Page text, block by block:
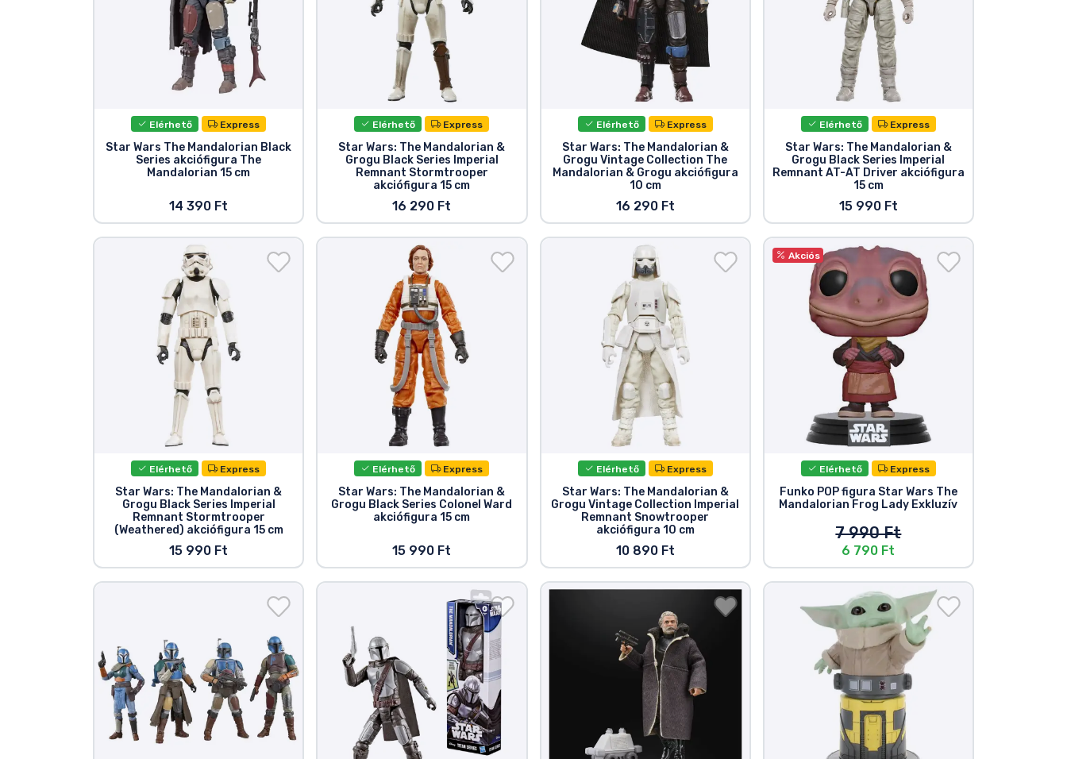
Elérhető Express
Star Wars The Mandalorian Black
Series akciófigura The
Mandalorian 15 cm
14 390 Ft
Elérhető Express
Star Wars: The Mandalorian &
Grogu Black Series Imperial
Remnant Stormtrooper
akciófigura 15 cm
16 290 Ft
Elérhető Express
Star Wars: The Mandalorian &
Grogu Vintage Collection The
Mandalorian & Grogu akciófigura
10 cm
16 290 Ft
Elérhető Express
Star Wars: The Mandalorian &
Grogu Black Series Imperial
Remnant AT-AT Driver akciófigura
15 cm
15 990 Ft
Elérhető Express
Star Wars: The Mandalorian &
Grogu Black Series Imperial
Remnant Stormtrooper
(Weathered) akciófigura 15 cm
15 990 Ft
Elérhető Express
Star Wars: The Mandalorian &
Grogu Black Series Colonel Ward
akciófigura 15 cm
15 990 Ft
Elérhető Express
Star Wars: The Mandalorian &
Grogu Vintage Collection Imperial
Remnant Snowtrooper
akciófigura 10 cm
10 890 Ft
Akciós
Elérhető Express
Funko POP figura Star Wars The
Mandalorian Frog Lady Exkluzív
7 990 Ft
6 790 Ft